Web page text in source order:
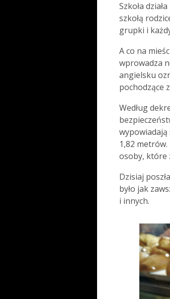
Szkoła
szkołą
grupki i
A co na
wprowadza
angielsku
pochodzące
Według
wypowiadają
1,82
osoby, które
Dzisiaj
było jak
i innych.